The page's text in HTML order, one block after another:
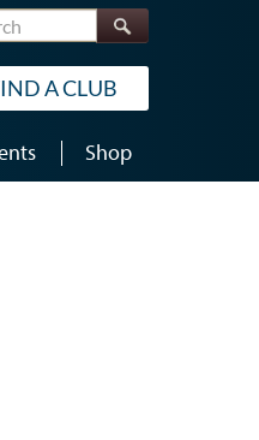
Search
A CLUB
Shop